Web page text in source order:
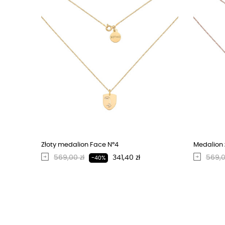
Złoty medalion Face N°4
Regularna cena
569,00 zł -40% Cena
341,40 zł
Medalion